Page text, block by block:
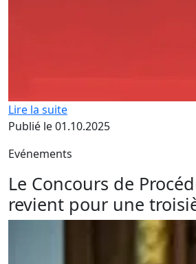
Lire la suite
Publié le 01.10.2025
Evénements
Le Concours de
revient pour une